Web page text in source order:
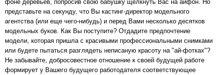
фоне деревьев, попросив свою бабушку щелкнуть Вас на айфон. Но
представьте на секунду, что Вы кастинг-директор модельного
агентства (или еще чего-нибудь) и перед Вами несколько десятков
модельных буков. Как Вы поступите? Отдадите предпочтение
модели, которая пришла с красивыми профессиональными снимками
или будете пытаться разглядеть неписаную красоту на "ай-фотках"?
Не забывайте, добросовестное отношение к своей будущей работе
формирует у Вашего будущего работодателя соответствующее